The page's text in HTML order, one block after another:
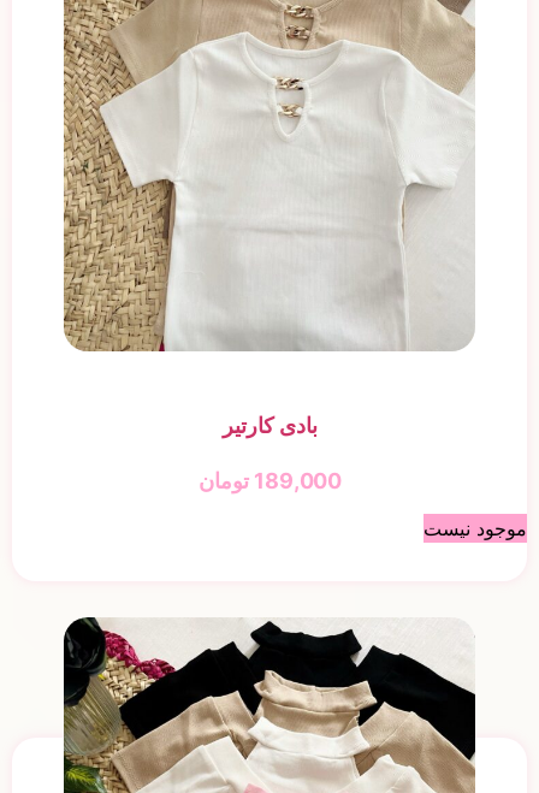
بادی کارتیر
189,000 تومان
موجود نیست